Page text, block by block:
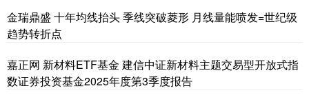
金瑞鼎盛 十年均线抬头 季线突破菱形 月线量能喷发=世纪级
趋势转折点
嘉正网 新材料ETF基金 建信中证新材料主题交易型开放式指
数证券投资基金2025年度第3季度报告